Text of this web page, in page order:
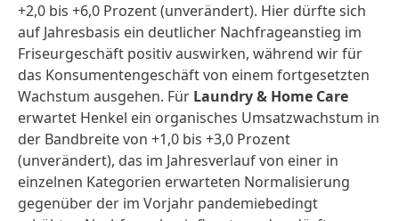
+2,0 bis +6,0 Prozent (unverändert). Hier dürfte sich
auf Jahresbasis ein deutlicher Nachfrageanstieg im
Friseurgeschäft positiv auswirken, während wir für
das Konsumentengeschäft von einem fortgesetzten
Wachstum ausgehen. Für Laundry & Home Care
erwartet Henkel ein organisches Umsatzwachstum in
der Bandbreite von +1,0 bis +3,0 Prozent
(unverändert), das im Jahresverlauf von einer in
einzelnen Kategorien erwarteten Normalisierung
gegenüber der im Vorjahr pandemiebedingt